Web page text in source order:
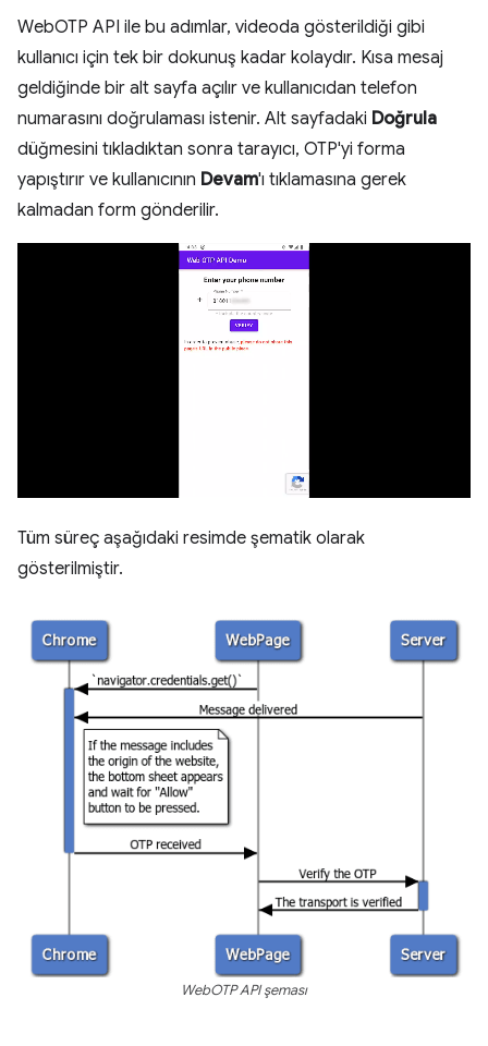
WebOTP API ile bu adımlar, videoda gösterildiği gibi
kullanıcı için tek bir dokunuş kadar kolaydır. Kısa mesaj
geldiğinde bir alt sayfa açılır ve kullanıcıdan telefon
numarasını doğrulaması istenir. Alt sayfadaki Doğrula
düğmesini tıkladıktan sonra tarayıcı, OTP'yi forma
yapıştırır ve kullanıcının Devam'ı tıklamasına gerek
kalmadan form gönderilir.
Tüm süreç aşağıdaki resimde şematik olarak
gösterilmiştir.
WebOTP API şeması